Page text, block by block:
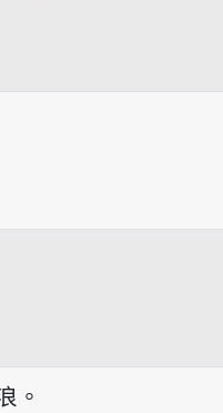
hé-thâu
。